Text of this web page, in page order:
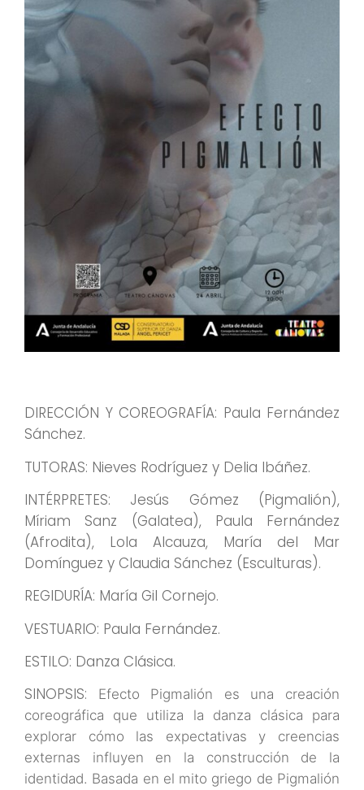
DIRECCIÓN Y COREOGRAFÍA: Paula Fernández
Sánchez.
TUTORAS: Nieves Rodríguez y Delia Ibáñez.
INTÉRPRETES: Jesús Gómez (Pigmalión),
Míriam Sanz (Galatea), Paula Fernández
(Afrodita), Lola Alcauza, María del Mar
Domínguez y Claudia Sánchez (Esculturas).
REGIDURÍA: María Gil Cornejo.
VESTUARIO: Paula Fernández.
ESTILO: Danza Clásica.
SINOPSIS:
Efecto Pigmalión es una creación
coreográfica que
utiliza la danza clásica para
explorar cómo las expectativas y creencias
externas influyen en la construcción de la
identidad. Basada en el mito griego de Pigmalión